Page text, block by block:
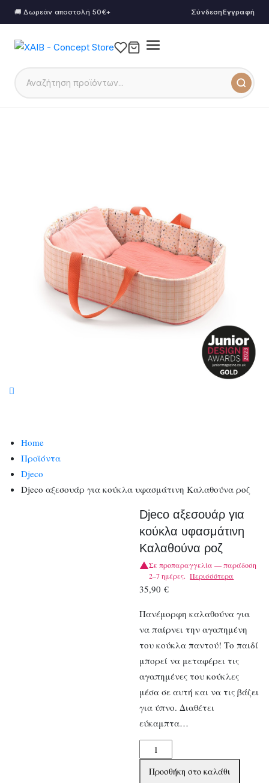
🚚 Δωρεάν αποστολή 50€+ ΣύνδεσηΕγγραφή
Home
Προϊόντα
Djeco
Djeco αξεσουάρ για κούκλα υφασμάτινη Καλαθούνα ροζ
Djeco αξεσουάρ για
κούκλα υφασμάτινη
Καλαθούνα ροζ
Σε προπαραγγελία — παράδοση
2–7 ημέρες. Περισσότερα
35,90€
Πανέμορφη καλαθούνα για
να παίρνει την αγαπημένη
του κούκλα παντού! Το παιδί
μπορεί να μεταφέρει τις
αγαπημένες του κούκλες
μέσα σε αυτή και να τις βάζει
για ύπνο. Διαθέτει
εύκαμπτα…
Djeco
αξεσουάρ
για
Προσθήκη στο καλάθι